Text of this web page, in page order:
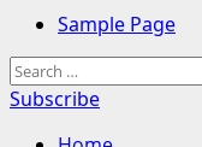
PrimarySample Page
Search
for:
Subscribe